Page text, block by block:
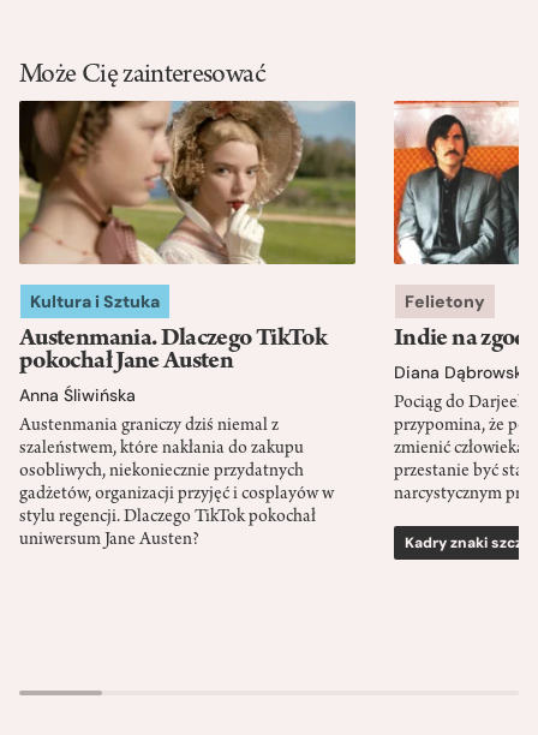
Może Cię zainteresować
Kultura i Sztuka
Austenmania. Dlaczego TikTok
pokochał Jane Austen
Anna Śliwińska
Austenmania graniczy dziś niemal z
szaleństwem, które nakłania do zakupu
osobliwych, niekoniecznie przydatnych
gadżetów, organizacji przyjęć i cosplayów w
stylu regencji. Dlaczego TikTok pokochał
uniwersum Jane Austen?
Felietony
Indie na
Diana Dąbrowska
Pociąg do
przypomina, że
zmienić człowieka
przestanie być
narcystycznym
Kadry znaki